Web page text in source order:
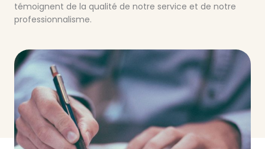
témoignent de la qualité de notre service et de notre
professionnalisme.